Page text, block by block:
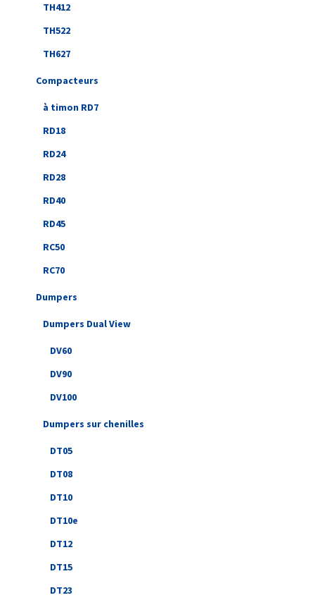
TH412
TH522
TH627
Compacteurs
à timon RD7
RD18
RD24
RD28
RD40
RD45
RC50
RC70
Dumpers
Dumpers Dual View
DV60
DV90
DV100
Dumpers sur chenilles
DT05
DT08
DT10
DT10e
DT12
DT15
DT23